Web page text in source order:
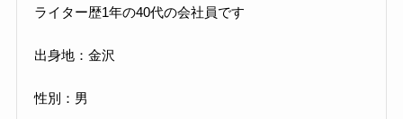
ライター歴1年の40代の会社員です
出身地：金沢
性別：男